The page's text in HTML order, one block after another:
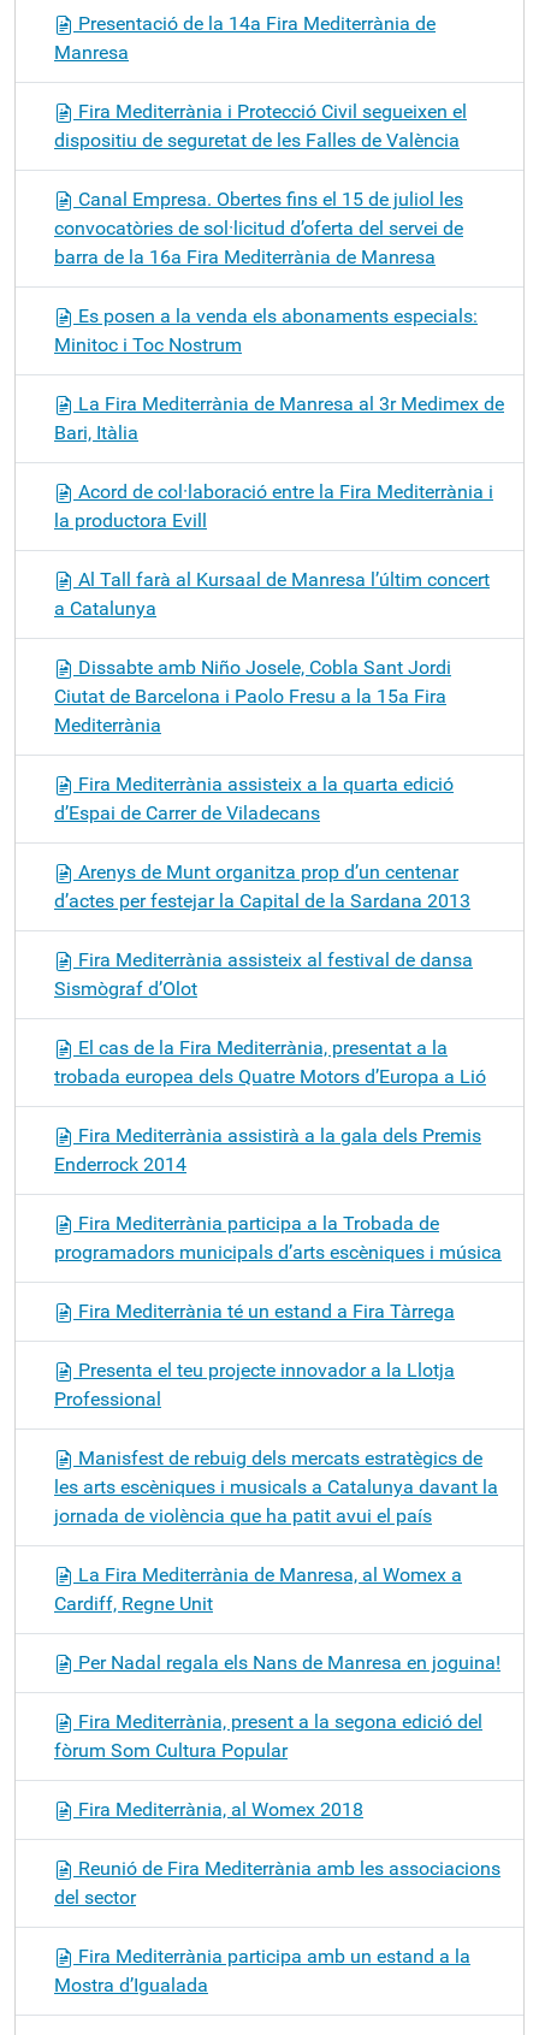
Presentació de la 14a Fira Mediterrània de
Manresa
Fira Mediterrània i Protecció Civil segueixen el
dispositiu de seguretat de les Falles de València
Canal Empresa. Obertes fins el 15 de juliol les
convocatòries de sol·licitud d’oferta del servei de
barra de la 16a Fira Mediterrània de Manresa
Es posen a la venda els abonaments especials:
Minitoc i Toc Nostrum
La Fira Mediterrània de Manresa al 3r Medimex de
Bari, Itàlia
Acord de col·laboració entre la Fira Mediterrània i
la productora Evill
Al Tall farà al Kursaal de Manresa l’últim concert
a Catalunya
Dissabte amb Niño Josele, Cobla Sant Jordi
Ciutat de Barcelona i Paolo Fresu a la 15a Fira
Mediterrània
Fira Mediterrània assisteix a la quarta edició
d’Espai de Carrer de Viladecans
Arenys de Munt organitza prop d’un centenar
d’actes per festejar la Capital de la Sardana 2013
Fira Mediterrània assisteix al festival de dansa
Sismògraf d’Olot
El cas de la Fira Mediterrània, presentat a la
trobada europea dels Quatre Motors d’Europa a Lió
Fira Mediterrània assistirà a la gala dels Premis
Enderrock 2014
Fira Mediterrània participa a la Trobada de
programadors municipals d’arts escèniques i música
Fira Mediterrània té un estand a Fira Tàrrega
Presenta el teu projecte innovador a la Llotja
Professional
Manisfest de rebuig dels mercats estratègics de
les arts escèniques i musicals a Catalunya davant la
jornada de violència que ha patit avui el país
La Fira Mediterrània de Manresa, al Womex a
Cardiff, Regne Unit
Per Nadal regala els Nans de Manresa en joguina!
Fira Mediterrània, present a la segona edició del
fòrum Som Cultura Popular
Fira Mediterrània, al Womex 2018
Reunió de Fira Mediterrània amb les associacions
del sector
Fira Mediterrània participa amb un estand a la
Mostra d’Igualada